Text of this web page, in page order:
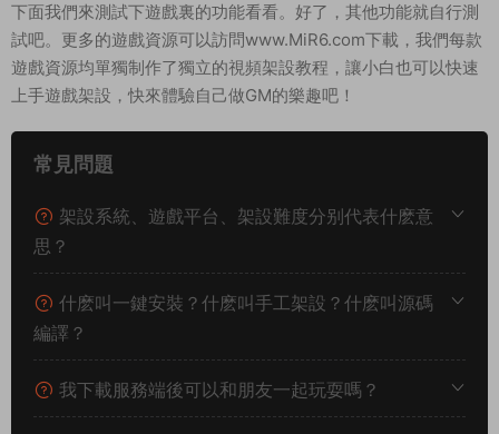
下面我們來測試下遊戲裏的功能看看。好了，其他功能就自行測
試吧。更多的遊戲資源可以訪問www.MiR6.com下載，我們每款
遊戲資源均單獨制作了獨立的視頻架設教程，讓小白也可以快速
上手遊戲架設，快來體驗自己做GM的樂趣吧！
常見問題
架設系統、遊戲平台、架設難度分别代表什麽意
思？
什麽叫一鍵安裝？什麽叫手工架設？什麽叫源碼
編譯？
我下載服務端後可以和朋友一起玩耍嗎？